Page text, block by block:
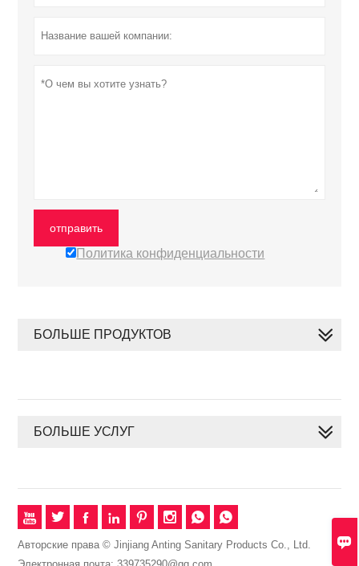

отправить
Политика конфиденциальности
БОЛЬШЕ ПРОДУКТОВ
БОЛЬШЕ УСЛУГ
       
Авторские права © Jinjiang Anting Sanitary Products Co., Ltd.